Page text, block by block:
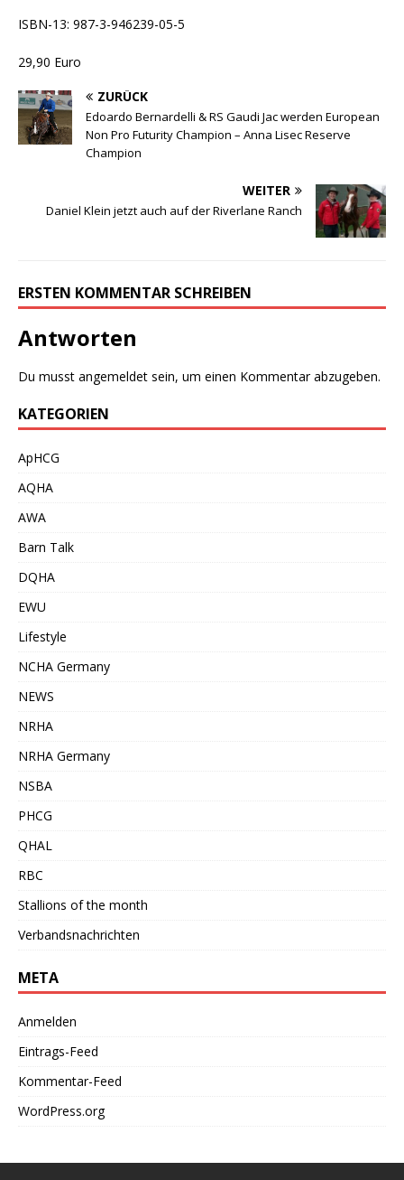
ISBN-13: 987-3-946239-05-5
29,90 Euro
ZURÜCK
Edoardo Bernardelli & RS Gaudi Jac werden European
Non Pro Futurity Champion – Anna Lisec Reserve
Champion
WEITER
Daniel Klein jetzt auch auf der Riverlane Ranch
ERSTEN KOMMENTAR SCHREIBEN
Antworten
Du musst angemeldet sein, um einen Kommentar abzugeben.
KATEGORIEN
ApHCG
AQHA
AWA
Barn Talk
DQHA
EWU
Lifestyle
NCHA Germany
NEWS
NRHA
NRHA Germany
NSBA
PHCG
QHAL
RBC
Stallions of the month
Verbandsnachrichten
META
Anmelden
Eintrags-Feed
Kommentar-Feed
WordPress.org